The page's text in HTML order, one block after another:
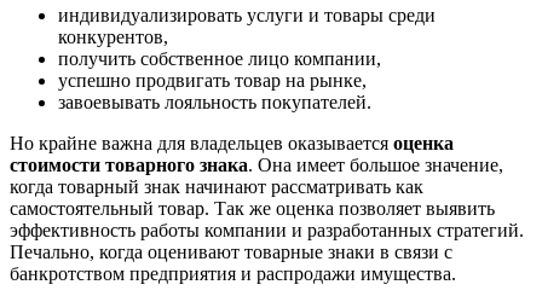
индивидуализировать услуги и товары среди
конкурентов,
получить собственное лицо компании,
успешно продвигать товар на рынке,
завоевывать лояльность покупателей.
Но крайне важна для владельцев оказывается оценка
стоимости товарного знака. Она имеет большое значение,
когда товарный знак начинают рассматривать как
самостоятельный товар. Так же оценка позволяет выявить
эффективность работы компании и разработанных стратегий.
Печально, когда оценивают товарные знаки в связи с
банкротством предприятия и распродажи имущества.